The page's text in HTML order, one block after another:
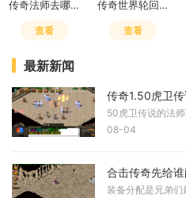
传奇法师去哪里招虎卫和鹰卫
查看
传奇世界轮回道怎么走
查看
最新新闻
传奇1.50虎卫
08-04
合击传奇先给